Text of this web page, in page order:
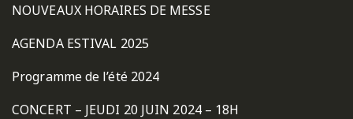
NOUVEAUX HORAIRES DE MESSE
AGENDA ESTIVAL 2025
Programme de l’été 2024
CONCERT – JEUDI 20 JUIN 2024 – 18H